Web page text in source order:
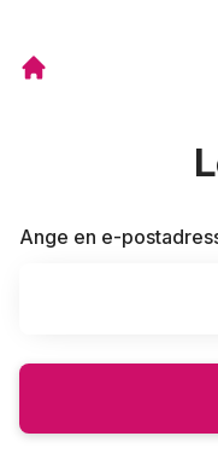
Ange en e-